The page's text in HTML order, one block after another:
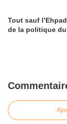
Tout sauf
de la politique